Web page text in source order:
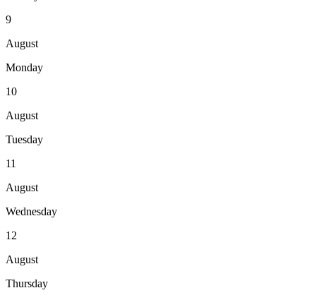
9
August
Monday
10
August
Tuesday
11
August
Wednesday
12
August
Thursday